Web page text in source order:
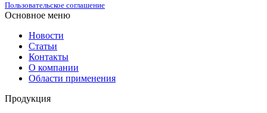
Пользовательское соглашение
Основное меню
Новости
Статьи
Контакты
О компании
Области применения
Продукция